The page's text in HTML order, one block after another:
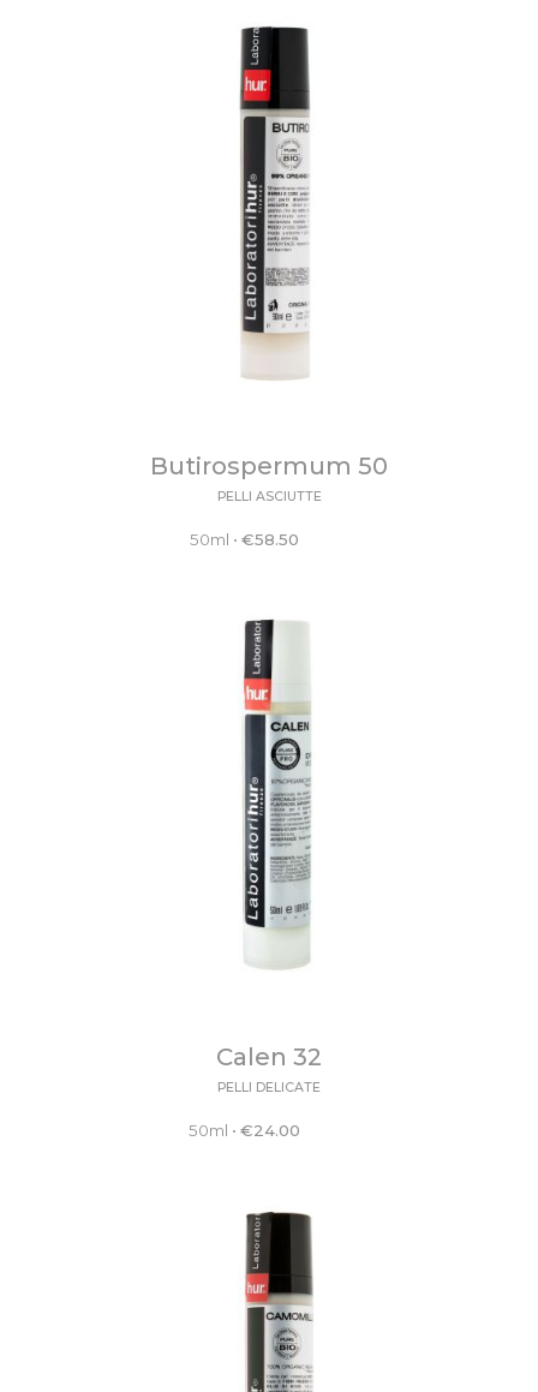
Butirospermum 50
PELLI ASCIUTTE
50ml •€58.50
Calen 32
PELLI DELICATE
50ml •€24.00